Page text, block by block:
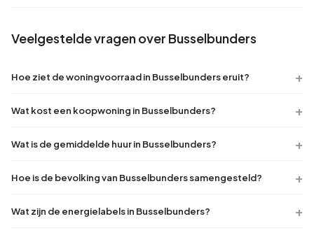
Veelgestelde vragen over Busselbunders
Hoe ziet de woningvoorraad in Busselbunders eruit?
Wat kost een koopwoning in Busselbunders?
Wat is de gemiddelde huur in Busselbunders?
Hoe is de bevolking van Busselbunders samengesteld?
Wat zijn de energielabels in Busselbunders?